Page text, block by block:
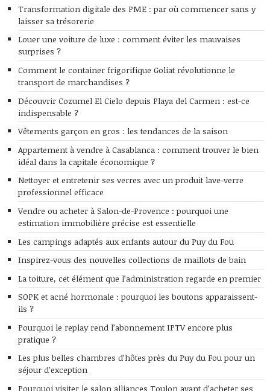
Transformation digitale des PME : par où commencer sans y
laisser sa trésorerie
Louer une voiture de luxe : comment éviter les mauvaises
surprises ?
Comment le container frigorifique Goliat révolutionne le
transport de marchandises ?
Découvrir Cozumel El Cielo depuis Playa del Carmen : est-ce
indispensable ?
Vêtements garçon en gros : les tendances de la saison
Appartement à vendre à Casablanca : comment trouver le bien
idéal dans la capitale économique ?
Nettoyer et entretenir ses verres avec un produit lave-verre
professionnel efficace
Vendre ou acheter à Salon-de-Provence : pourquoi une
estimation immobilière précise est essentielle
Les campings adaptés aux enfants autour du Puy du Fou
Inspirez-vous des nouvelles collections de maillots de bain
La toiture, cet élément que l’administration regarde en premier
SOPK et acné hormonale : pourquoi les boutons apparaissent-
ils ?
Pourquoi le replay rend l’abonnement IPTV encore plus
pratique ?
Les plus belles chambres d’hôtes près du Puy du Fou pour un
séjour d’exception
Pourquoi visiter le salon alliances Toulon avant d’acheter ses